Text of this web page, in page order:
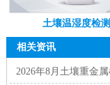
土壤温湿度检
相关资讯
2026年8月土壤重金